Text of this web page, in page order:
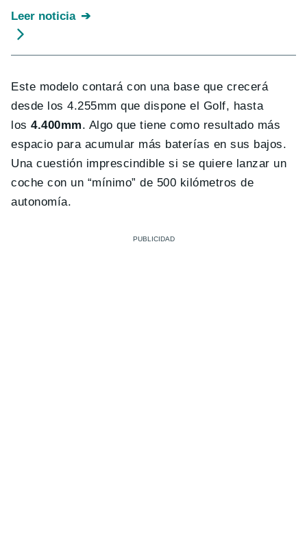
Leer noticia
Este modelo contará con una base que crecerá
desde los 4.255mm que dispone el Golf, hasta
los4.400mm. Algo que tiene como resultado más
espacio para acumular más baterías en sus bajos.
Una cuestión imprescindible si se quiere lanzar un
coche con un “mínimo” de 500 kilómetros de
autonomía.